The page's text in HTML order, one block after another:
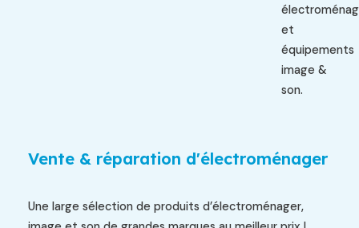
et
équipements
image &
son.
Vente & réparation d'électroménager
Une large sélection de produits d’électroménager,